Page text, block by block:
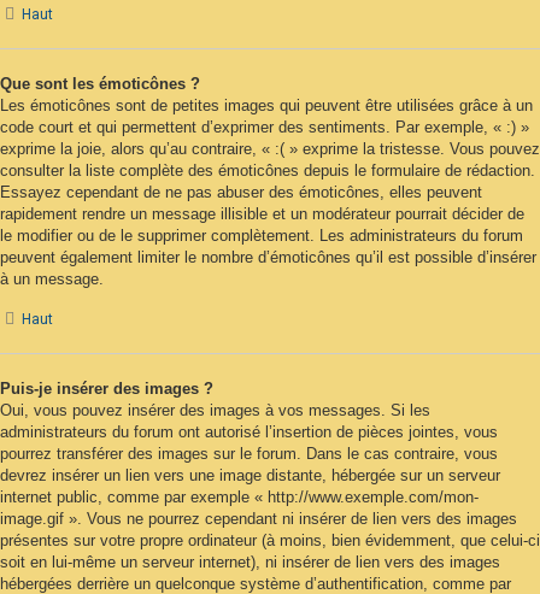
Haut
Que sont les émoticônes ?
Les émoticônes sont de petites images qui peuvent être utilisées grâce à un
code court et qui permettent d’exprimer des sentiments. Par exemple, « :) »
exprime la joie, alors qu’au contraire, « :( » exprime la tristesse. Vous pouvez
consulter la liste complète des émoticônes depuis le formulaire de rédaction.
Essayez cependant de ne pas abuser des émoticônes, elles peuvent
rapidement rendre un message illisible et un modérateur pourrait décider de
le modifier ou de le supprimer complètement. Les administrateurs du forum
peuvent également limiter le nombre d’émoticônes qu’il est possible d’insérer
à un message.
Haut
Puis-je insérer des images ?
Oui, vous pouvez insérer des images à vos messages. Si les
administrateurs du forum ont autorisé l’insertion de pièces jointes, vous
pourrez transférer des images sur le forum. Dans le cas contraire, vous
devrez insérer un lien vers une image distante, hébergée sur un serveur
internet public, comme par exemple « http://www.exemple.com/mon-
image.gif ». Vous ne pourrez cependant ni insérer de lien vers des images
présentes sur votre propre ordinateur (à moins, bien évidemment, que celui-ci
soit en lui-même un serveur internet), ni insérer de lien vers des images
hébergées derrière un quelconque système d’authentification, comme par